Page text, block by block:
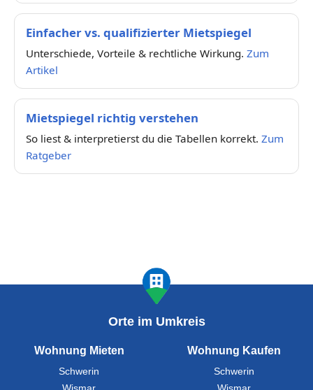
Einfacher vs. qualifizierter Mietspiegel
Unterschiede, Vorteile & rechtliche Wirkung. Zum
Artikel
Mietspiegel richtig verstehen
So liest & interpretierst du die Tabellen korrekt. Zum
Ratgeber
Orte im Umkreis
Wohnung Mieten
Schwerin
Wohnung Kaufen
Schwerin